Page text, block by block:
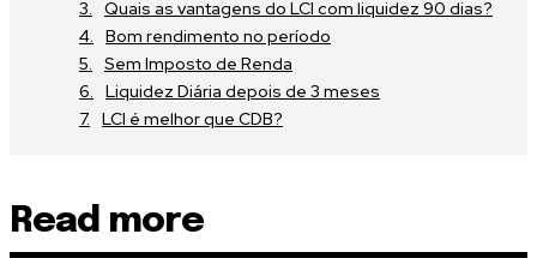
Quais as vantagens do LCI com liquidez 90 dias?
Bom rendimento no período
Sem Imposto de Renda
Liquidez Diária depois de 3 meses
LCI é melhor que CDB?
Read more